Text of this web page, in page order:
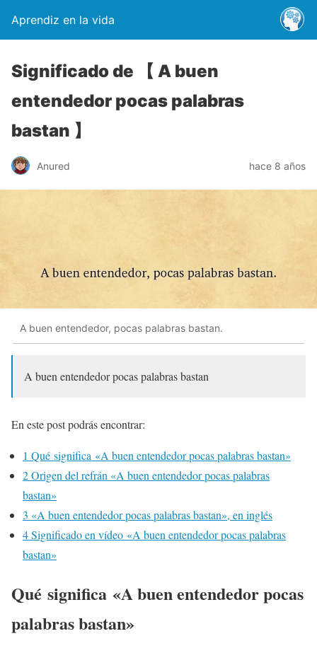
Aprendiz en la vida
Significado de 【 A buen
entendedor pocas palabras
bastan 】
Anured hace 8 años
A buen entendedor, pocas palabras bastan.
A buen entendedor pocas palabras bastan
En este post podrás encontrar:
1 Qué significa «A buen entendedor pocas palabras bastan»
2Origen del refrán «A buen entendedor pocas palabras
bastan»
3 «A buen entendedor pocas palabras bastan», en inglés
4Significado en vídeo «A buen entendedor pocas palabras
bastan»
Qué significa «A buen entendedor pocas
palabras bastan»